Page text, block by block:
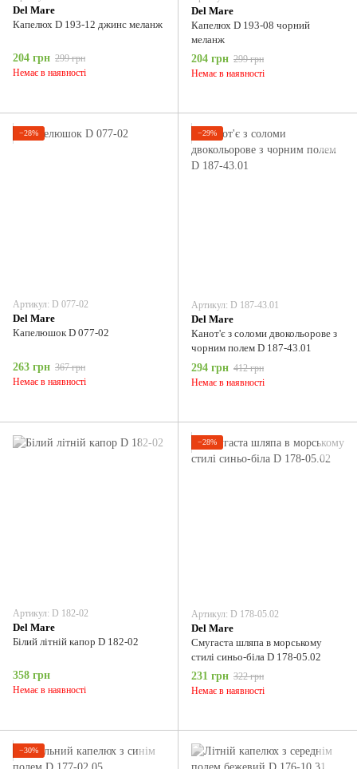
Del Мare
Капелюх D 193-12 джинс меланж
204 грн 299 грн
Немає в наявності
Del Мare
Капелюх D 193-08 чорний
меланж
204 грн 299 грн
Немає в наявності
−28%
Артикул: D 077-02
Del Мare
Капелюшок D 077-02
263 грн 367 грн
Немає в наявності
−29%
Артикул: D 187-43.01
Del Мare
Канот'є з соломи двокольорове з
чорним полем D 187-43.01
294 грн 412 грн
Немає в наявності
Артикул: D 182-02
Del Мare
Білий літній капор D 182-02
358 грн
Немає в наявності
−28%
Артикул: D 178-05.02
Del Мare
Смугаста шляпа в морському
стилі синьо-біла D 178-05.02
231 грн 322 грн
Немає в наявності
−30%